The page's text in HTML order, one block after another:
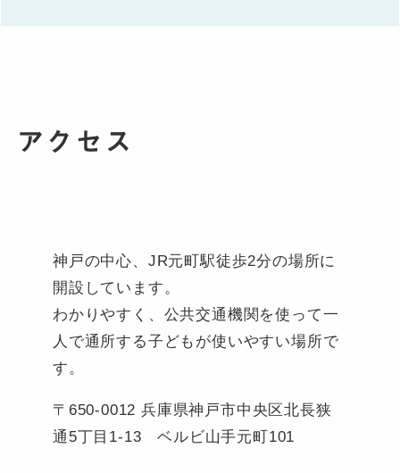
アクセス
神戸の中心、JR元町駅徒歩2分の場所に
開設しています。
わかりやすく、公共交通機関を使って一
人で通所する子どもが使いやすい場所で
す。
〒650-0012 兵庫県神戸市中央区北長狭
通5丁目1-13 ベルビ山手元町101